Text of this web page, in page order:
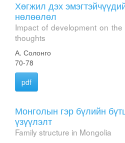
Хөгжил дэх
нөлөөлөл
Impact of development on
thoughts
А. Солонго
70-78
pdf
Монголын гэр бүлийн
үзүүлэлт
Family structure in Mongolia